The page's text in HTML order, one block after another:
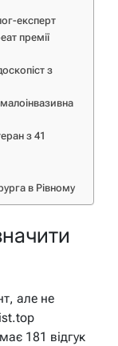
експерт
премії
з
з 41
в Рівному
але не
181 відгук